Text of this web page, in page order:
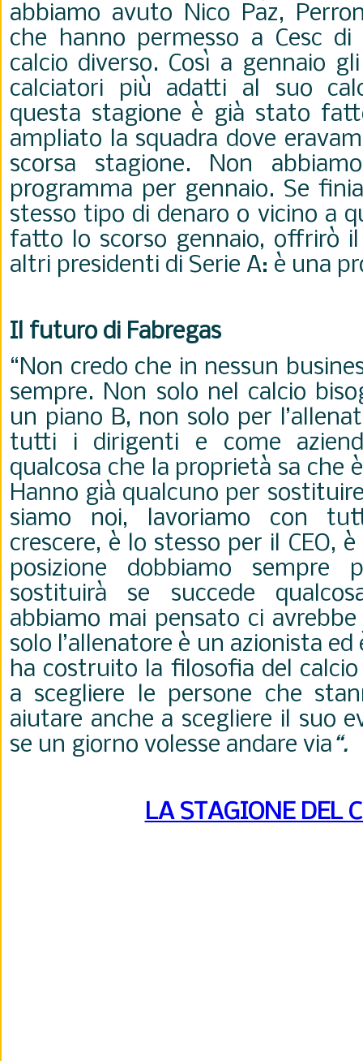
abbiamo avuto Nico Paz,
che hanno permesso a Cesc
calcio diverso. Così a gennaio
calciatori più adatti al suo
questa stagione è già stato
ampliato la squadra dove
scorsa stagione. Non
programma per gennaio. Se
stesso tipo di denaro o vicino a
fatto lo scorso gennaio, offrirò
altri presidenti di Serie A: è una
Il futuro di Fabregas
“Non credo che in nessun
sempre. Non solo nel calcio
un piano B, non solo per
tutti i dirigenti e come
qualcosa che la proprietà sa che
Hanno già qualcuno per
siamo noi, lavoriamo con
crescere, è lo stesso per il CEO,
posizione dobbiamo
sostituirà se succede
abbiamo mai pensato ci
solo l’allenatore è un azionista
ha costruito la filosofia del
a scegliere le persone che
aiutare anche a scegliere il suo
se un giorno volesse andare via“.
LA STAGIONE DEL